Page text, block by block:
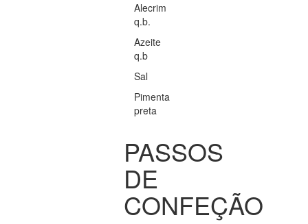
Alecrim
q.b.
Azeite
q.b
Sal
Pimenta
preta
PASSOS
DE
CONFEÇÃO